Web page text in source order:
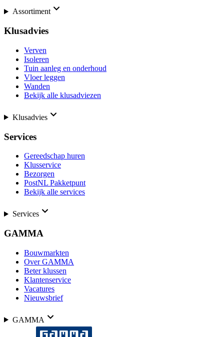
Assortiment
Klusadvies
Verven
Isoleren
Tuin aanleg en onderhoud
Vloer leggen
Wanden
Bekijk alle klusadviezen
Klusadvies
Services
Gereedschap huren
Klusservice
Bezorgen
PostNL Pakketpunt
Bekijk alle services
Services
GAMMA
Bouwmarkten
Over GAMMA
Beter klussen
Klantenservice
Vacatures
Nieuwsbrief
GAMMA